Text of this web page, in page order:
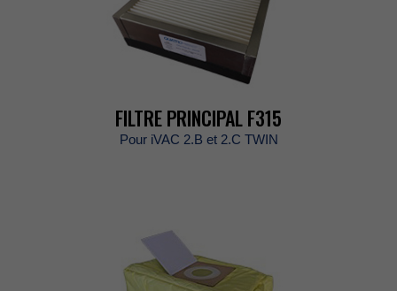
FILTREPRINCIPALF315
PouriVAC2.Bet2.CTWIN